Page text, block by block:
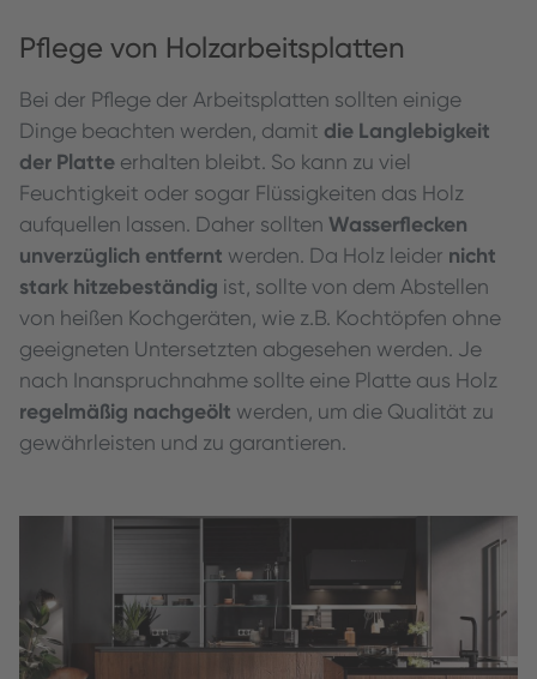
Pflege von Holzarbeitsplatten
Bei der Pflege der Arbeitsplatten sollten einige
Dinge beachten werden, damit die Langlebigkeit
der Platte erhalten bleibt. So kann zu viel
Feuchtigkeit oder sogar Flüssigkeiten das Holz
aufquellen lassen. Daher sollten Wasserflecken
unverzüglich entfernt werden. Da Holz leider nicht
stark hitzebeständig ist, sollte von dem Abstellen
von heißen Kochgeräten, wie z.B. Kochtöpfen ohne
geeigneten Untersetzten abgesehen werden. Je
nach Inanspruchnahme sollte eine Platte aus Holz
regelmäßig nachgeölt werden, um die Qualität zu
gewährleisten und zu garantieren.